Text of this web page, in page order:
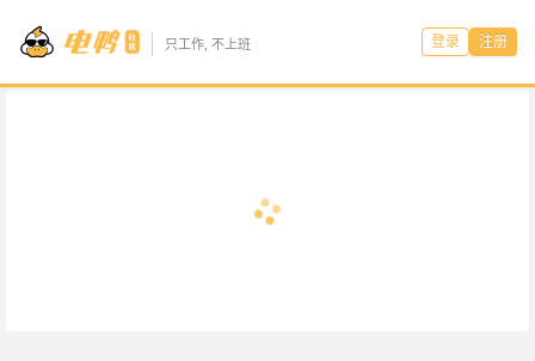
只工作, 不上班 登录 注册